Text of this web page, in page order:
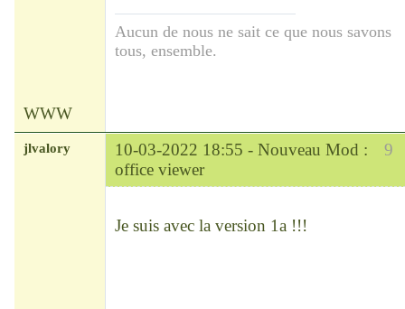
Aucun de nous ne sait ce que nous savons
tous, ensemble.
WWW
9
jlvalory 10-03-2022 18:55 - Nouveau Mod :
office viewer
Je suis avec la version 1a !!!